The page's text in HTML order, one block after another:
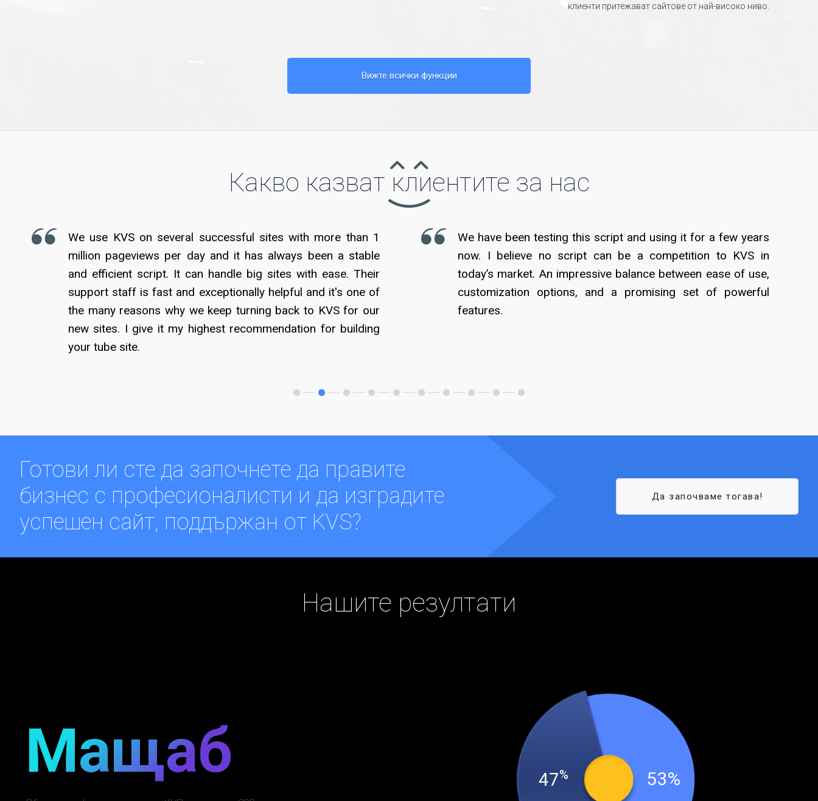
клиенти притежават сайтове от най-високо ниво.
Вижте всички функции
Какво казват клиентите за нас
We use KVS on several successful sites with more than 1
million pageviews per day and it has always been a stable
and efficient script. It can handle big sites with ease. Their
support staff is fast and exceptionally helpful and it's one of
the many reasons why we keep turning back to KVS for our
new sites. I give it my highest recommendation for building
your tube site.
We have been testing this script and using it for a few years
now. I believe no script can be a competition to KVS in
today’s market. An impressive balance between ease of use,
customization options, and a promising set of powerful
features.
Готови ли сте да започнете да правите
бизнес с професионалисти и да изградите
успешен сайт, поддържан от KVS?
Да започваме тогава!
Нашите резултати
доверие